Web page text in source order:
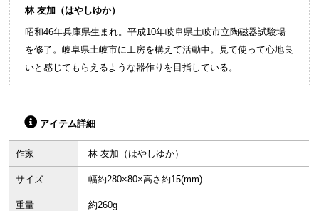
林 友加（はやしゆか）
昭和46年兵庫県生まれ。平成10年岐阜県土岐市立陶磁器試験場
を修了。岐阜県土岐市に工房を構えて活動中。見て使って心地良
いと感じてもらえるような器作りを目指している。
アイテム詳細
作家 林 友加（はやしゆか）
サイズ 幅約280×80×高さ約15(mm)
重量 約260g